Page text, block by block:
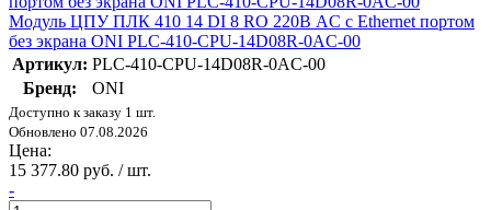
Модуль ЦПУ ПЛК 410 14 DI 8 RO 220В AC с Ethernet портом
без экрана ONI PLC-410-CPU-14D08R-0AC-00
Артикул: PLC-410-CPU-14D08R-0AC-00
Бренд:
ONI
Доступно к заказу 1 шт.
Обновлено 07.08.2026
Цена:
15 377.80 руб. / шт.
-